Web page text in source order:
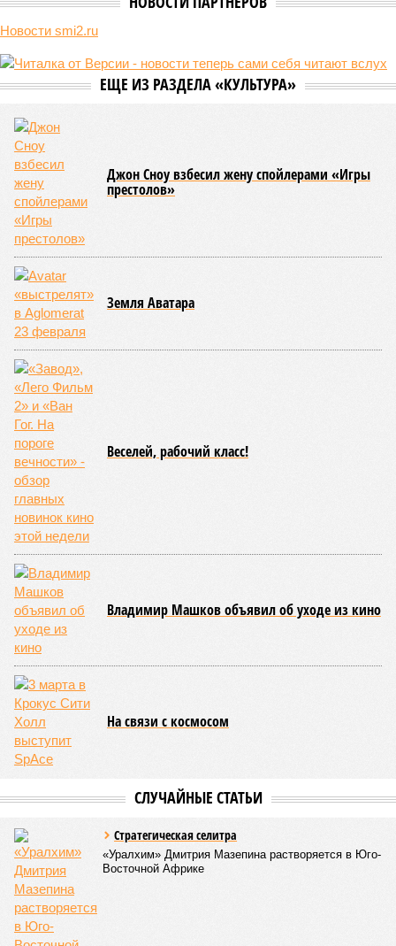
Природа постоянно вступает в противоречие с нами. Ведь пока
она стремится всё на планете держать в балансе, человечество
массовые катастрофы в прошлом – какими они были? Какие
ждут нас со дня на день и чем грозят?
Рассказ
последствия очередного апокалипсиса, искусственно
вызванного группой биологов, называется «Конец всей
этой мерзости». В реальной жизни участия пытливых
исследователей в организации конца света может не
понадобиться: природа сама разберётся, как и где
уменьшить масштабы человеческой популяции.
(фото: en.wikipedia.org)
Да, наша любимая маленькая планета может быть
единственной, где в пределах Солнечной системы есть
полноценная жизнь, но Земля также регулярно пытается
эту жизнь уничтожить. Так уж вышло, что внутренние
процессы на планете включают в себя всевозможные
геологические, метеорологические и физические явления,
которые для человека довольно опасны. Или попросту
смертельны. И вот несколько тому примеров.
Все стихии сразу
Около 100 лет назад в Поднебесной приключилось то, что
у нас назвали бы тридцатью тремя несчастьями. Страну
последовательно поразили: многолетняя засуха, страшный
паводок, невероятные ливни. Несколько миллионов
человек не пережили этот разгул стихий. Вот что тогда
приключилось.
Зима 1931 года выдалась в Китае чрезвычайно
продолжительной и суровой. Снега образовалось огромное
количество – казалось бы, хороший знак после периода
великой суши, продолжавшегося с 1928-го. Но всё
обратилось катастрофой. Снег растаял, устремился в реки,
начался небывалый паводок, быстро обернувшийся
страшным наводнением, которое обильные весенние ливни
массовый потоп, в июле же Китай в дополнение накрыло
невообразимыми: наводнение погребло под собой
территорию в 180 тыс. квадратных километров, что равно
по площади Карелии, шести Курским или Калужским
областям, десятку Чуваший.
В общем, недаром события 1931-го находятся на первом
месте в списке самых смертоносных стихийных бедствий,